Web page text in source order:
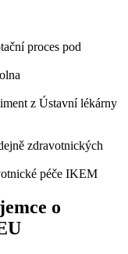
proces pod
z Ústavní lékárny
zdravotnických
péče IKEM
o